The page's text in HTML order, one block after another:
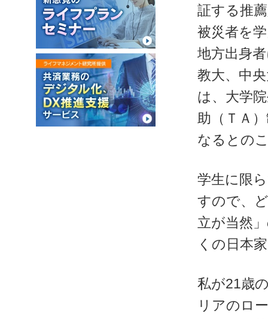
証する推
被災者を
地方出身
教大、中
は、大学
助（ＴＡ
なるとの
学生に限
すので、
立が当然
くの日本
私が21歳
リアのロ